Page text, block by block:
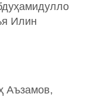
Илин
Аъзамов,